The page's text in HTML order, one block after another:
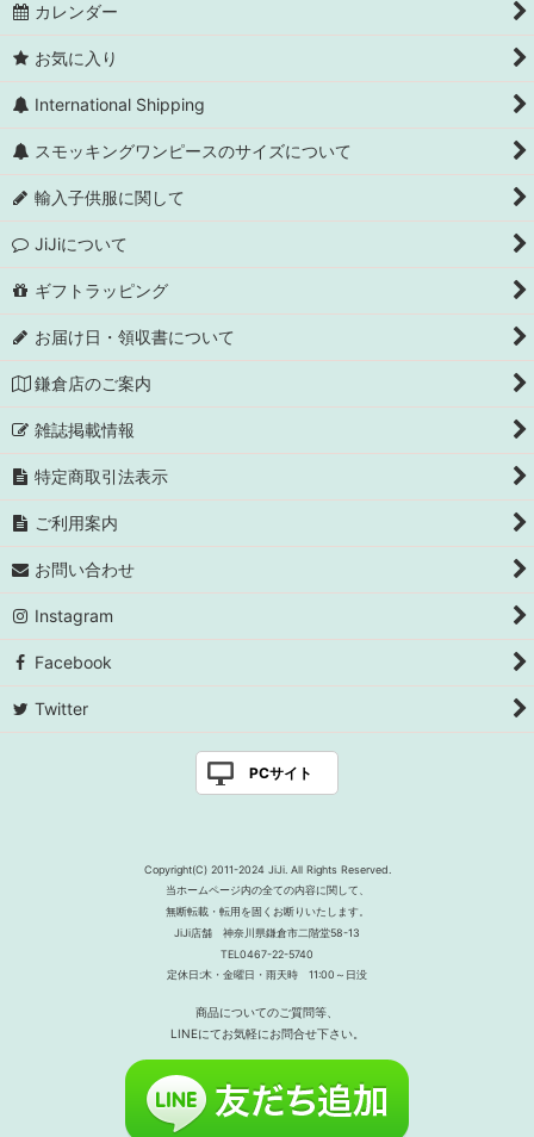
カレンダー
お気に入り
International Shipping
スモッキングワンピースのサイズについて
輸入子供服に関して
JiJiについて
ギフトラッピング
お届け日・領収書について
鎌倉店のご案内
雑誌掲載情報
特定商取引法表示
ご利用案内
お問い合わせ
Instagram
Facebook
Twitter
PCサイト
Copyright(C) 2011-2024 JiJi. All Rights Reserved.
当ホームページ内の全ての内容に関して、
無断転載・転用を固くお断りいたします。
JiJi店舗 神奈川県鎌倉市二階堂58-13
TEL0467-22-5740
定休日:木・金曜日・雨天時 11:00～日没
商品についてのご質問等、
LINEにてお気軽にお問合せ下さい。